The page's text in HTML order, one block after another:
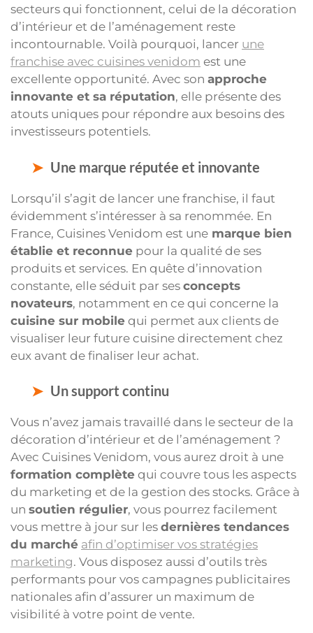
secteurs qui fonctionnent, celui de la décoration
d’intérieur et de l’aménagement reste
incontournable. Voilà pourquoi, lancer une
franchise avec cuisines venidom est une
excellente opportunité. Avec son approche
innovante et sa réputation, elle présente des
atouts uniques pour répondre aux besoins des
investisseurs potentiels.
Une marque réputée et innovante
Lorsqu’il s’agit de lancer une franchise, il faut
évidemment s’intéresser à sa renommée. En
France, Cuisines Venidom est une marque bien
établie et reconnue pour la qualité de ses
produits et services. En quête d’innovation
constante, elle séduit par ses concepts
novateurs, notamment en ce qui concerne la
cuisine sur mobile qui permet aux clients de
visualiser leur future cuisine directement chez
eux avant de finaliser leur achat.
Un support continu
Vous n’avez jamais travaillé dans le secteur de la
décoration d’intérieur et de l’aménagement ?
Avec Cuisines Venidom, vous aurez droit à une
formation complète qui couvre tous les aspects
du marketing et de la gestion des stocks. Grâce à
un soutien régulier, vous pourrez facilement
vous mettre à jour sur les dernières tendances
du marché afin d’optimiser vos stratégies
marketing. Vous disposez aussi d’outils très
performants pour vos campagnes publicitaires
nationales afin d’assurer un maximum de
visibilité à votre point de vente.